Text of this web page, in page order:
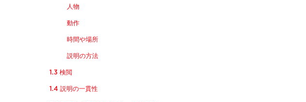
人物
動作
時間や場所
説明の方法
1.3 検閲
1.4 説明の一貫性